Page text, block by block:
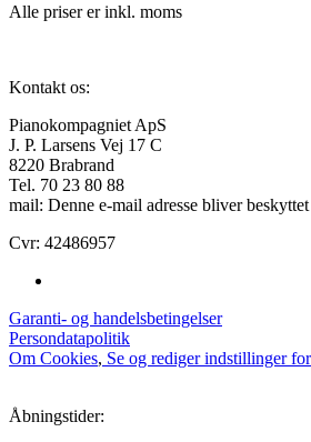
Alle priser er inkl. moms
Kontakt os:
Pianokompagniet ApS
J. P. Larsens Vej 17 C
8220 Brabrand
Tel. 70 23 80 88
mail: Denne e-mail adresse bliver
Cvr: 42486957
Garanti- og handelsbetingelser
Persondatapolitik
Om Cookies, Se og rediger indstillinger
Åbningstider: